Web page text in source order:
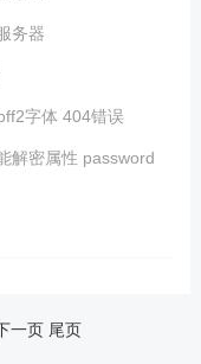
务器
字体 404错误
解密属性 password
一页 尾页